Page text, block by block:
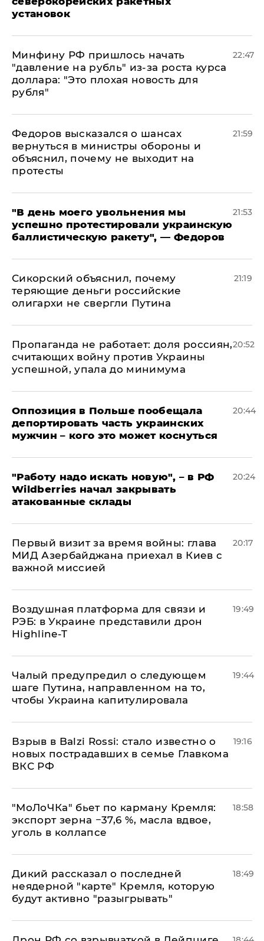
установок
Минфину РФ пришлось начать
"давление на рубль" из-за роста курса
доллара: "Это плохая новость для
рубля"
22:47
Федоров высказался о шансах
вернуться в министры обороны и
объяснил, почему не выходит на
протесты
21:59
​"В день моего увольнения мы
успешно протестировали украинскую
баллистическую ракету", — Федоров
21:53
Сикорский объяснил, почему
теряющие деньги российские
олигархи не свергли Путина
21:19
​Пропаганда не работает: доля россиян,
считающих войну против Украины
успешной, упала до минимума
20:52
Оппозиция в Польше пообещала
депортировать часть украинских
мужчин – кого это может коснуться
20:44
"Работу надо искать новую", – в РФ
Wildberries начал закрывать
атакованные склады
20:24
Первый визит за время войны: глава
МИД Азербайджана приехал в Киев с
важной миссией
20:17
Воздушная платформа для связи и
РЭБ: в Украине представили дрон
Highline-T
19:49
Чалый предупредил о следующем
шаге Путина, направленном на то,
чтобы Украина капитулировала
19:44
Взрыв в Balzi Rossi: стало известно о
новых пострадавших в семье Главкома
ВКС РФ
19:16
​"МоЛоЧКа" бьет по карману Кремля:
экспорт зерна −37,6 %, масла вдвое,
уголь в коллапсе
18:58
Дикий рассказал о последней
неядерной "карте" Кремля, которую
будут активно "разыгрывать"
18:49